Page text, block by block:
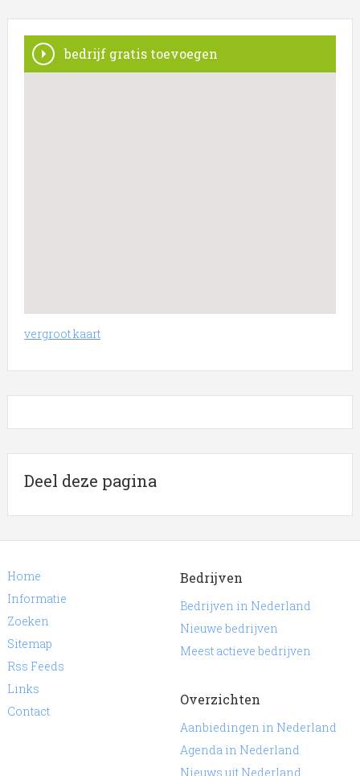
bedrijf gratis toevoegen
vergroot kaart
Deel deze pagina
Home
Informatie
Zoeken
Sitemap
Rss Feeds
Links
Contact
Bedrijven
Bedrijven in Nederland
Nieuwe bedrijven
Meest actieve bedrijven
Overzichten
Aanbiedingen in Nederland
Agenda in Nederland
Nieuws uit Nederland